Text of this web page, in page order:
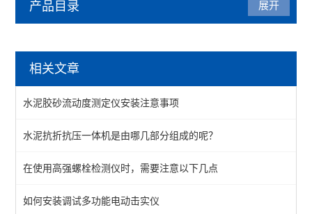
产品目录
水泥压浆高速搅拌机
水泥氯离子自动电位滴定仪
水泥土抗渗仪
水泥试验仪器
分光光度计
展开
相关文章
水泥胶砂流动度测定仪安装注意事项
水泥抗折抗压一体机是由哪几部分组成的呢？
在使用高强螺栓检测仪时，需要注意以下几点
如何安装调试多功能电动击实仪